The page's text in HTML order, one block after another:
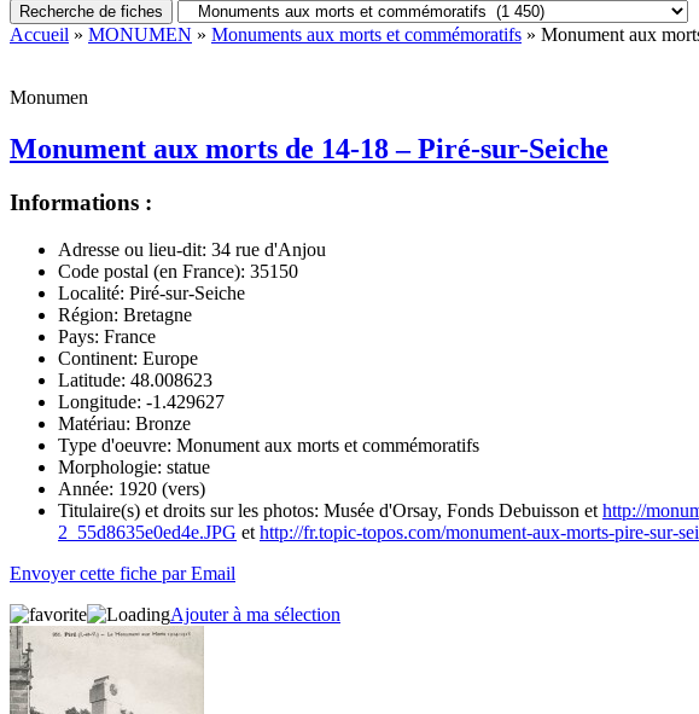
Recherche de fiches
Accueil » MONUMEN » Monuments aux morts et commémoratifs » Monument aux
Monumen
Monument aux morts de 14-18 – Piré-sur-Seiche
Informations :
Adresse ou lieu-dit: 34 rue d'Anjou
Code postal (en France): 35150
Localité: Piré-sur-Seiche
Région: Bretagne
Pays: France
Continent: Europe
Latitude: 48.008623
Longitude: -1.429627
Matériau: Bronze
Type d'oeuvre: Monument aux morts et commémoratifs
Morphologie: statue
Année: 1920 (vers)
Titulaire(s) et droits sur les photos: Musée d'Orsay, Fonds Debuisson et http://
2_55d8635e0ed4e.JPG et http://fr.topic-topos.com/monument-aux-morts-pire-sur-
Envoyer cette fiche par Email
Ajouter à ma sélection